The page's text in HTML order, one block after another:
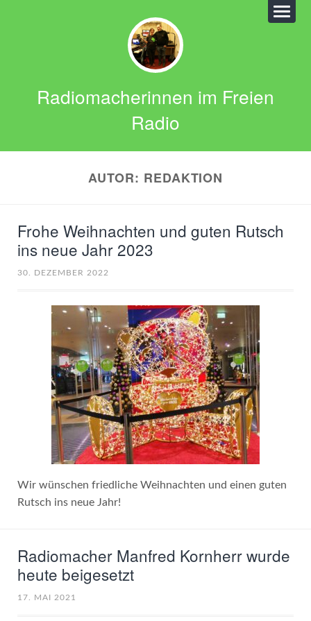
Radiomacherinnen im Freien
Radio
AUTOR: REDAKTION
Frohe Weihnachten und guten Rutsch
ins neue Jahr 2023
30. DEZEMBER 2022
Wir wünschen friedliche Weihnachten und einen guten
Rutsch ins neue Jahr!
Radiomacher Manfred Kornherr wurde
heute beigesetzt
17. MAI 2021